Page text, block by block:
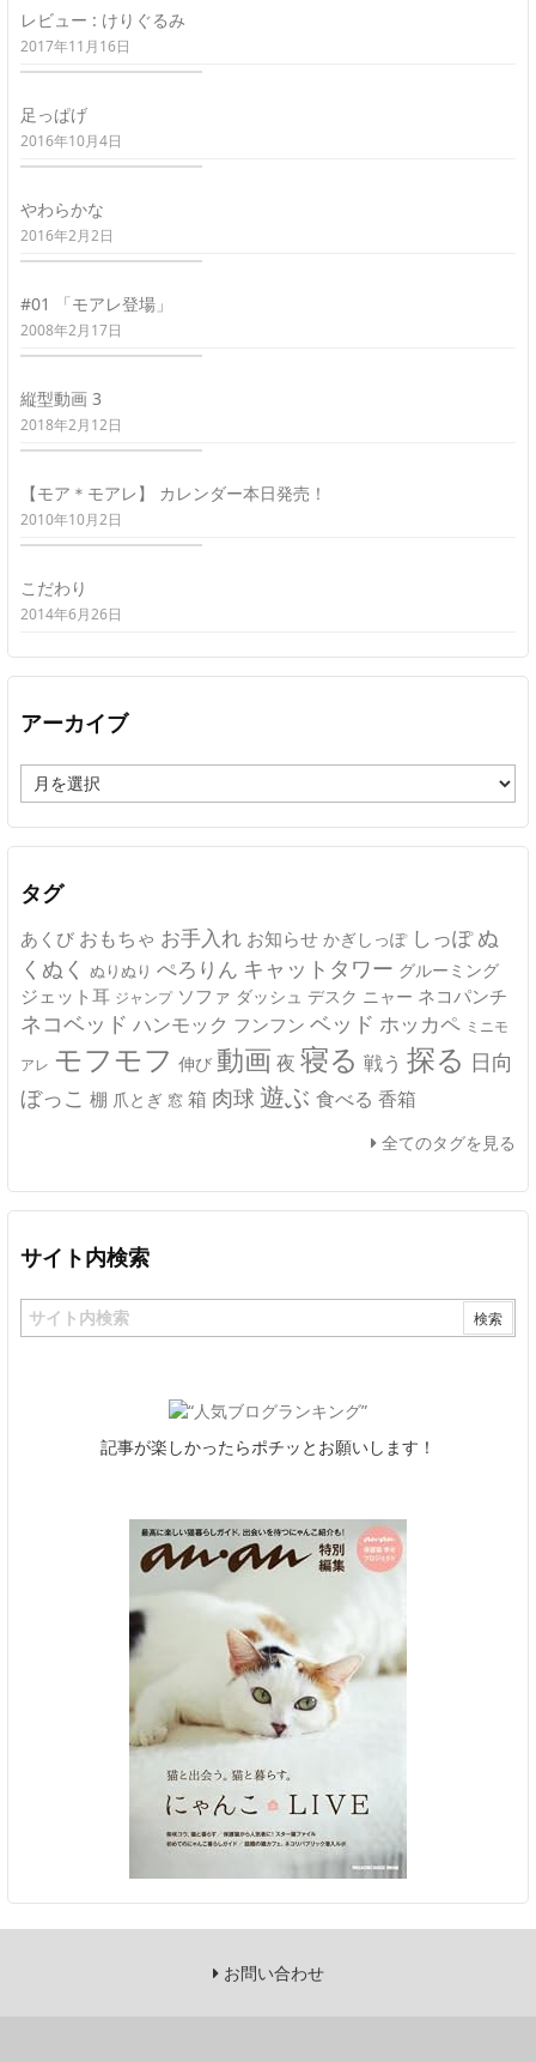
レビュー : けりぐるみ
2017年11月16日
足っぱげ
2016年10月4日
やわらかな
2016年2月2日
#01 「モアレ登場」
2008年2月17日
縦型動画 3
2018年2月12日
【モア＊モアレ】 カレンダー本日発売！
2010年10月2日
こだわり
2014年6月26日
アーカイブ
ー
カ
イ
タグ
あくび おもちゃ お手入れ お知らせ かぎしっぽ しっぽ ぬ
くぬく ぬりぬり ぺろりん キャットタワー グルーミング
ジェット耳 ジャンプ ソファ ダッシュ デスク ニャー ネコパンチ
ネコベッド ハンモック フンフン ベッド ホッカペ ミニモ
アレ モフモフ 伸び 動画 夜 寝る 戦う 探る 日向
ぼっこ 棚 爪とぎ 窓 箱 肉球 遊ぶ 食べる 香箱
全てのタグを見る
サイト内検索
記事が楽しかったらポチッとお願いします！
お問い合わせ